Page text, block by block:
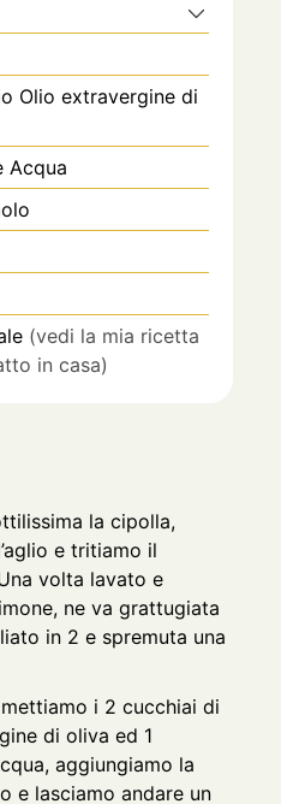
Olio extravergine di
Acqua
(vedi la mia ricetta
in casa)
la cipolla,
e tritiamo il
volta lavato e
ne va grattugiata
in 2 e spremuta una
i 2 cucchiai di
di oliva ed 1
aggiungiamo la
e lasciamo andare un